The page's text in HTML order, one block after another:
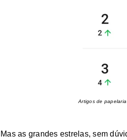
Artigos de
Mas as grandes estrelas, sem